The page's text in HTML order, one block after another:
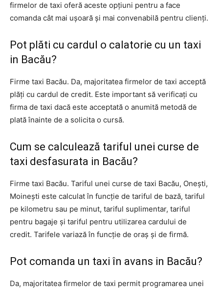
firmelor de taxi oferă aceste opțiuni pentru a face
comanda cât mai ușoară și mai convenabilă pentru clienți.
Pot plăti cu cardul o calatorie cu un taxi
in Bacău?
Firme taxi Bacău. Da, majoritatea firmelor de taxi acceptă
plăți cu cardul de credit. Este important să verificați cu
firma de taxi dacă este acceptată o anumită metodă de
plată înainte de a solicita o cursă.
Cum se calculează tariful unei curse de
taxi desfasurata in Bacău?
Firme taxi Bacău. Tariful unei curse de taxi Bacău, Onești,
Moinești este calculat în funcție de tariful de bază, tariful
pe kilometru sau pe minut, tariful suplimentar, tariful
pentru bagaje și tariful pentru utilizarea cardului de
credit. Tarifele variază în funcție de oraș și de firmă.
Pot comanda un taxi în avans in Bacău?
Da, majoritatea firmelor de taxi permit programarea unei